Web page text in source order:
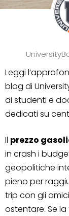
Leggi
blog di
di studenti e
dedicati su
Il prezzo
in crash i
geopolitiche
pieno per
trip con gli
ostentare. Se